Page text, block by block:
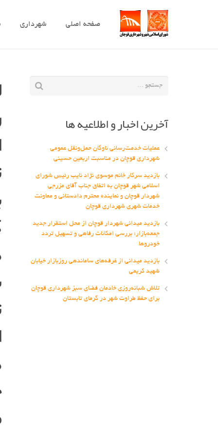
صفحه اصلی شهرداری
آخرین اخبار و اطلاعیه ها
عملیات خدمت‌رسانی ناوگان حمل‌ونقل عمومی
شهرداری قوچان در مناسبت اربعین حسینی
بازدید سرکار خانم موسوی نژاد نایب رئیس شورای
اسلامی شهر قوچان به اتفاق جناب آقای مزرجی
شهردار قوچان و نماینده محترم دادستانی و معاونت
خدمات شهری شهرداری قوچان
بازدید میدانی شهردار قوچان از محل استقرار جدید
جمعه‌بازار؛ بررسی امکانات رفاهی و تسهیل تردد
خودروها
بازدید میدانی از غرفه‌های ساماندهی روزبازار خیابان
شهید کریمی
تلاش شبانه‌روزی خادمان فضای سبز شهرداری قوچان
برای حفظ طراوت شهر در گرمای تابستان